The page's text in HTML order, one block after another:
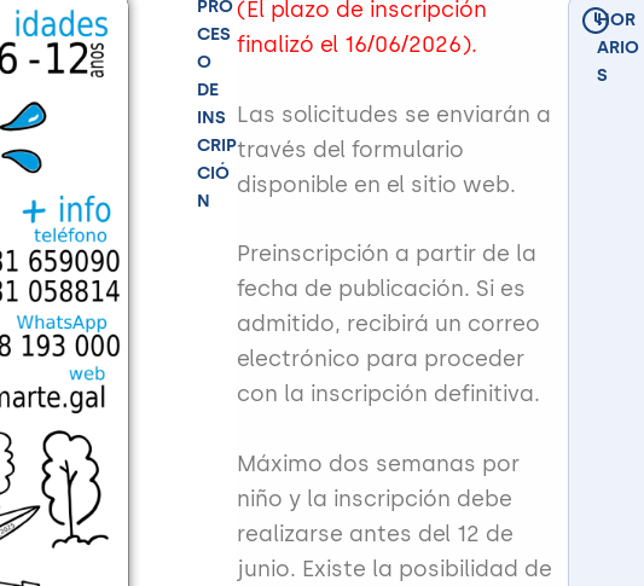
PRO
CES
O
DE
INS
CRIP
CIÓ
N
(El plazo de inscripción
finalizó el 16/06/2026).
Las solicitudes se enviarán a
través del formulario
disponible en el sitio web.
Preinscripción a partir de la
fecha de publicación. Si es
admitido, recibirá un correo
electrónico para proceder
con la inscripción definitiva.
Máximo dos semanas por
niño y la inscripción debe
realizarse antes del 12 de
junio. Existe la posibilidad de
HOR
ARIO
S